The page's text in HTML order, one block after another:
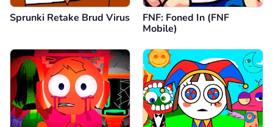
Sprunki Retake Brud Virus
FNF: Foned In (FNF
Mobile)